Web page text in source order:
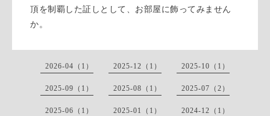
頂を制覇した証しとして、お部屋に飾ってみません
か。
2026-04（1） 2025-12（1） 2025-10（1）
2025-09（1） 2025-08（1） 2025-07（2）
2025-06（1） 2025-01（1） 2024-12（1）